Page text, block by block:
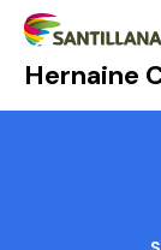
Hernaine